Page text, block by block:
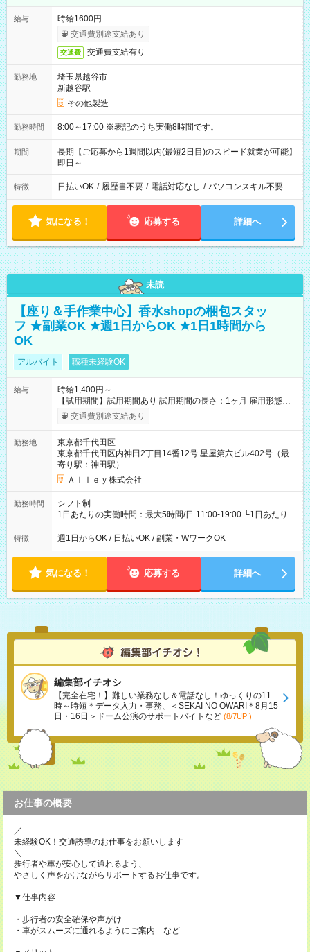
給与
時給1600円
交通費別途支給あり
交通費 交通費支給有り
勤務地
埼玉県越谷市
新越谷駅
その他製造
勤務時間 8:00～17:00 ※表記のうち実働8時間です。
期間
長期【ご応募から1週間以内(最短2日目)のスピード就業が可能】
即日～
特徴 日払いOK / 履歴書不要 / 電話対応なし / パソコンスキル不要
気になる！ 応募する 詳細へ
未読
【座り＆手作業中心】香水shopの梱包スタッ
フ ★副業OK ★週1日からOK ★1日1時間から
OK
アルバイト 職種未経験OK
給与
時給1,400円～
【試用期間】試用期間あり 試用期間の長さ：1ヶ月 雇用形態、
給与は本採用時と同じです。
交通費別途支給あり
勤務地
東京都千代田区
東京都千代田区内神田2丁目14番12号 星屋第六ビル402号（最
寄り駅：神田駅）
Ａｌｌｅｙ株式会社
勤務時間
シフト制
1日あたりの実働時間：最大5時間/日 11:00-19:00 └1日あたりの
実働時間：1-5時間 └上記の時間帯内であれば、いつでも勤務可
能！ └平日・土曜日の中で、お好きな曜日でご勤務いただけま
18:00 などのように、自由な働き方が可能なお仕事です！
特徴 週1日からOK / 日払いOK / 副業・WワークOK
気になる！ 応募する 詳細へ
編集部イチオシ
【完全在宅！】難しい業務なし＆電話なし！ゆっくりの11
時～時短＊データ入力・事務、＜SEKAI NO OWARI＊8月15
日・16日＞ドーム公演のサポートバイトなど (8/7UP!)
お仕事の概要
／
未経験OK！交通誘導のお仕事をお願いします
＼
歩行者や車が安心して通れるよう、
やさしく声をかけながらサポートするお仕事です。
▼仕事内容
・歩行者の安全確保や声がけ
・車がスムーズに通れるようにご案内 など